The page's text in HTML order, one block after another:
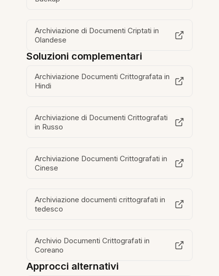
Archiviazione di Documenti Criptati in
Olandese
Soluzioni complementari
Archiviazione Documenti Crittografata in
Hindi
Archiviazione di Documenti Crittografati
in Russo
Archiviazione Documenti Crittografati in
Cinese
Archiviazione documenti crittografati in
tedesco
Archivio Documenti Crittografati in
Coreano
Approcci alternativi